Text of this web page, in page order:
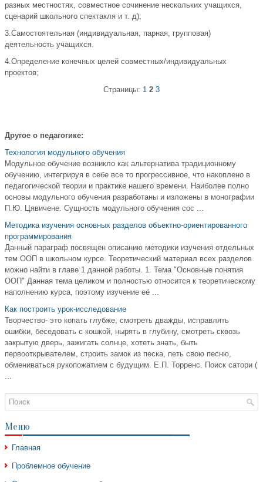
разных местностях, со­вместное сочинение нескольких учащихся,
сценарий школьного спектакля и т. д);
3.Самостоятельная (индивидуальная, парная, групповая)
деятельность учащихся.
4.Определение конечных целей совместных/индивидуальных
проектов;
Страницы: 1 2 3
Другое о педагогике:
Технология модульного обучения
Модульное обучение возникло как альтернатива традиционному
обучению, интегрируя в себе все то прогрессивное, что накоплено в
педагогической теории и практике нашего времени. Наиболее полно
основы модульного обучения разработаны и изложены в монографии
П.Ю. Цявичене. Сущность модульного обучения сос ...
Методика изучения основных разделов объектно-ориентированного
программирования
Данный параграф посвящён описанию методики изучения отдельных
тем ООП в школьном курсе. Теоретический материал всех разделов
можно найти в главе 1 данной работы. 1. Тема "Основные понятия
ООП" Данная тема целиком и полностью относится к теоретическому
наполнению курса, поэтому изучение её ...
Как построить урок-исследование
Творчество- это копать глубже, смотреть дважды, исправлять
ошибки, беседовать с кошкой, нырять в глубину, смотреть сквозь
закрытую дверь, зажигать солнце, хотеть знать, быть
первооткрывателем, строить замок из песка, петь свою песню,
обмениваться рукопожатием с будущим. Е.П. Торренс. Поиск сатори (
...
Меню
Главная
Проблемное обучение